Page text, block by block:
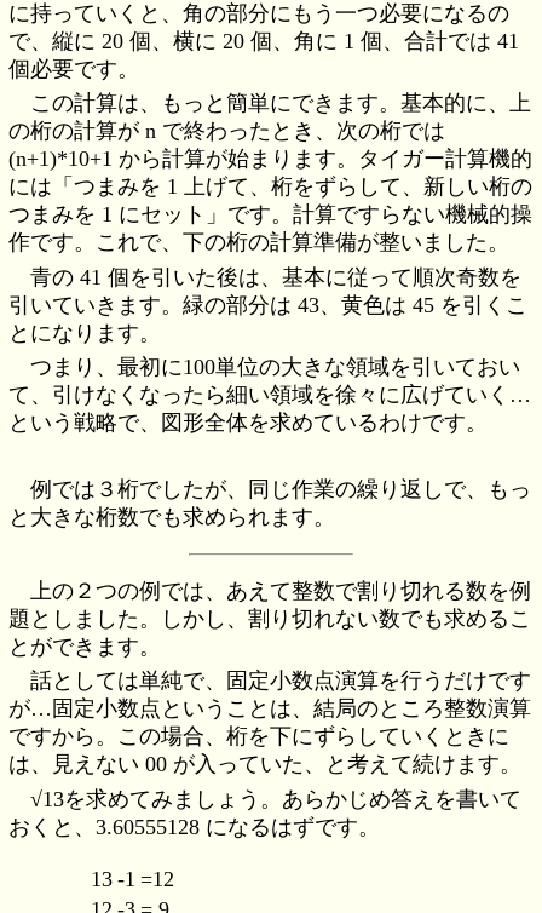
に持っていくと、角の部分にもう一つ必要になるの
で、縦に 20 個、横に 20 個、角に 1 個、合計では 41
個必要です。
この計算は、もっと簡単にできます。基本的に、上
の桁の計算が n で終わったとき、次の桁では
(n+1)*10+1 から計算が始まります。タイガー計算機的
には「つまみを 1 上げて、桁をずらして、新しい桁の
つまみを 1 にセット」です。計算ですらない機械的操
作です。これで、下の桁の計算準備が整いました。
青の 41 個を引いた後は、基本に従って順次奇数を
引いていきます。緑の部分は 43、黄色は 45 を引くこ
とになります。
つまり、最初に100単位の大きな領域を引いておい
て、引けなくなったら細い領域を徐々に広げていく…
という戦略で、図形全体を求めているわけです。
例では３桁でしたが、同じ作業の繰り返しで、もっ
と大きな桁数でも求められます。
上の２つの例では、あえて整数で割り切れる数を例
題としました。しかし、割り切れない数でも求めるこ
とができます。
話としては単純で、固定小数点演算を行うだけです
が…固定小数点ということは、結局のところ整数演算
ですから。この場合、桁を下にずらしていくときに
は、見えない 00 が入っていた、と考えて続けます。
√13を求めてみましょう。あらかじめ答えを書いて
おくと、3.60555128 になるはずです。
13 -1 =12